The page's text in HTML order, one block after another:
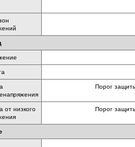
Порог
от низкого
Порог